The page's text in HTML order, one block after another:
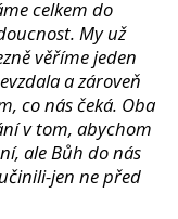
celkem do
My už
věříme jeden
a zároveň
co nás čeká. Oba
v tom, abychom
ale Bůh do nás
jen ne před